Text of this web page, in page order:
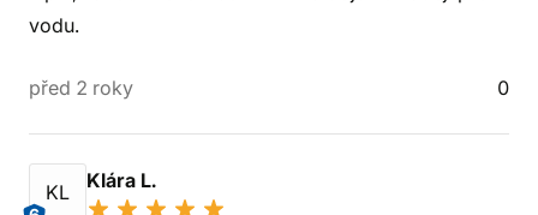
vodu.
před 2 roky 0
KL Klára L.